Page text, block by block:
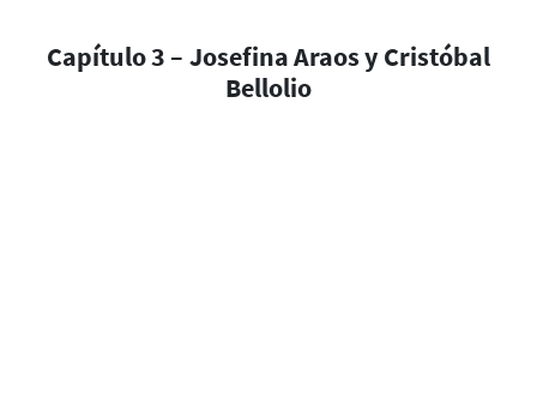
Capítulo 3 – Josefina Araos y Cristóbal
Bellolio